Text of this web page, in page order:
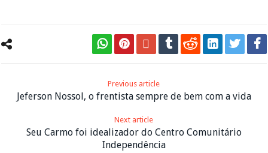
Previous article
Jeferson Nossol, o frentista sempre de bem com a vida
Next article
Seu Carmo foi idealizador do Centro Comunitário
Independência